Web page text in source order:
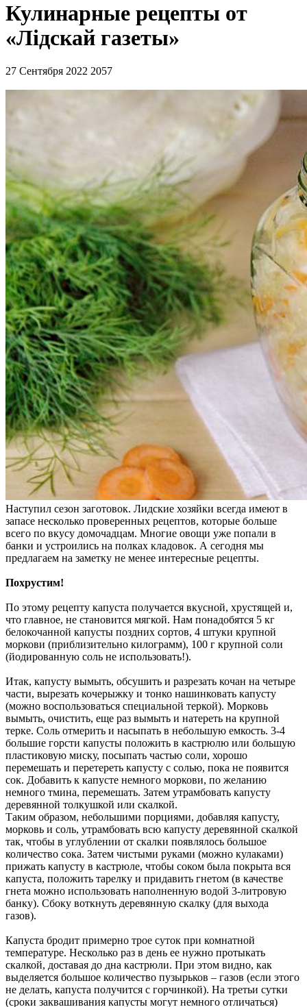
Кулинарные рецепты от
«Лідскай газеты»
27 Сентября 2022 2057
Наступил сезон заготовок. Лидские хозяйки всегда имеют в
запасе несколько проверенных рецептов, которые больше
всего по вкусу домочадцам. Многие овощи уже попали в
банки и устроились на полках кладовок. А сегодня мы
предлагаем на заметку не менее интересные рецепты.
Похрустим!
По этому рецепту капуста получается вкусной, хрустящей и,
что главное, не становится мягкой. Нам понадобятся 5 кг
белокочанной капусты поздних сортов, 4 штуки крупной
моркови (приблизительно килограмм), 100 г крупной соли
(йодированную соль не использовать!).
Итак, капусту вымыть, обсушить и разрезать кочан на четыре
части, вырезать кочерыжку и тонко нашинковать капусту
(можно воспользоваться специальной теркой). Морковь
вымыть, очистить, еще раз вымыть и натереть на крупной
терке. Соль отмерить и насыпать в небольшую емкость. 3-4
большие горсти капусты положить в кастрюлю или большую
пластиковую миску, посыпать частью соли, хорошо
перемешать и перетереть капусту с солью, пока не появится
сок. Добавить к капусте немного моркови, по желанию
немного тмина, перемешать. Затем утрамбовать капусту
деревянной толкушкой или скалкой.
Таким образом, небольшими порциями, добавляя капусту,
морковь и соль, утрамбовать всю капусту деревянной скалкой
так, чтобы в углублении от скалки появлялось большое
количество сока. Затем чистыми руками (можно кулаками)
прижать капусту в кастрюле, чтобы соком была покрыта вся
капуста, положить тарелку и придавить гнетом (в качестве
гнета можно использовать наполненную водой 3-литровую
банку). Сбоку воткнуть деревянную скалку (для выхода
газов).
Капуста бродит примерно трое суток при комнатной
температуре. Несколько раз в день ее нужно протыкать
скалкой, доставая до дна кастрюли. При этом видно, как
выделяется большое количество пузырьков – газов (если этого
не делать, капуста получится с горчинкой). На третьи сутки
(сроки заквашивания капусты могут немного отличаться)